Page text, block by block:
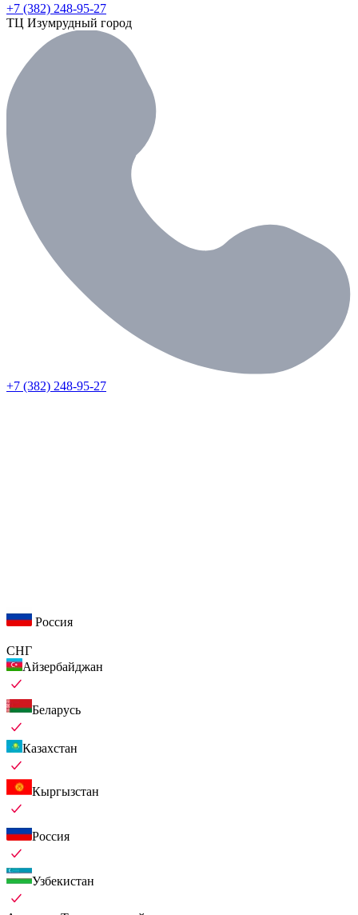
+7 (382) 248-95-27
ТЦ Изумрудный город
+7 (382) 248-95-27
Россия
СНГ
Айзербайджан
Беларусь
Казахстан
Кыргызстан
Россия
Узбекистан